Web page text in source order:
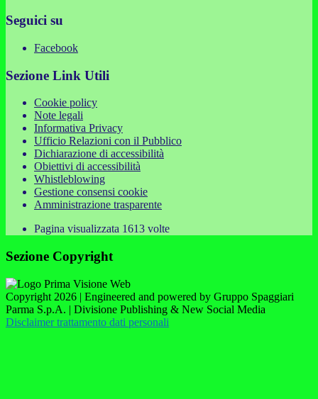
Seguici su
Facebook
Sezione Link Utili
Cookie policy
Note legali
Informativa Privacy
Ufficio Relazioni con il Pubblico
Dichiarazione di accessibilità
Obiettivi di accessibilità
Whistleblowing
Gestione consensi cookie
Amministrazione trasparente
Pagina visualizzata 1613 volte
Sezione Copyright
Copyright 2026 | Engineered and powered by Gruppo Spaggiari
Parma S.p.A. | Divisione Publishing & New Social Media
Disclaimer trattamento dati personali